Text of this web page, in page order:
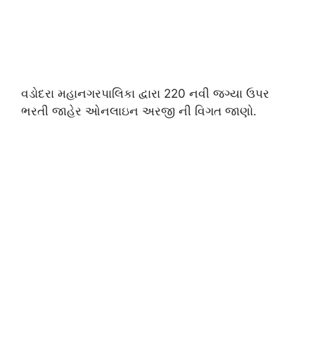
વડોદરા મહાનગરપાલિકા દ્વારા 220 નવી જગ્યા ઉપર
ભરતી જાહેર ઓનલાઇન અરજી ની વિગત જાણો.